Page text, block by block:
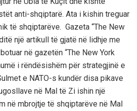
anti-shqiptarё. Ata i kishin treguar
tё shqiptarёve. Gazeta “The New
njё artikull tё gjatё nё lidhje me
nё gazetёn “The New York
i rёndёsishёm pёr strategjinё e
e NATO-s kundёr disa pikave
nё Mal tё Zi ishin njё
nё mbrojtje tё shqiptarёve nё Mal